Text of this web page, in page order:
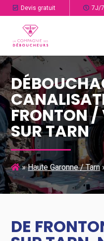
Devis gratuit 7J/
FRONTON /
SUR TARN
»Haute Garonne / Tarn
DE